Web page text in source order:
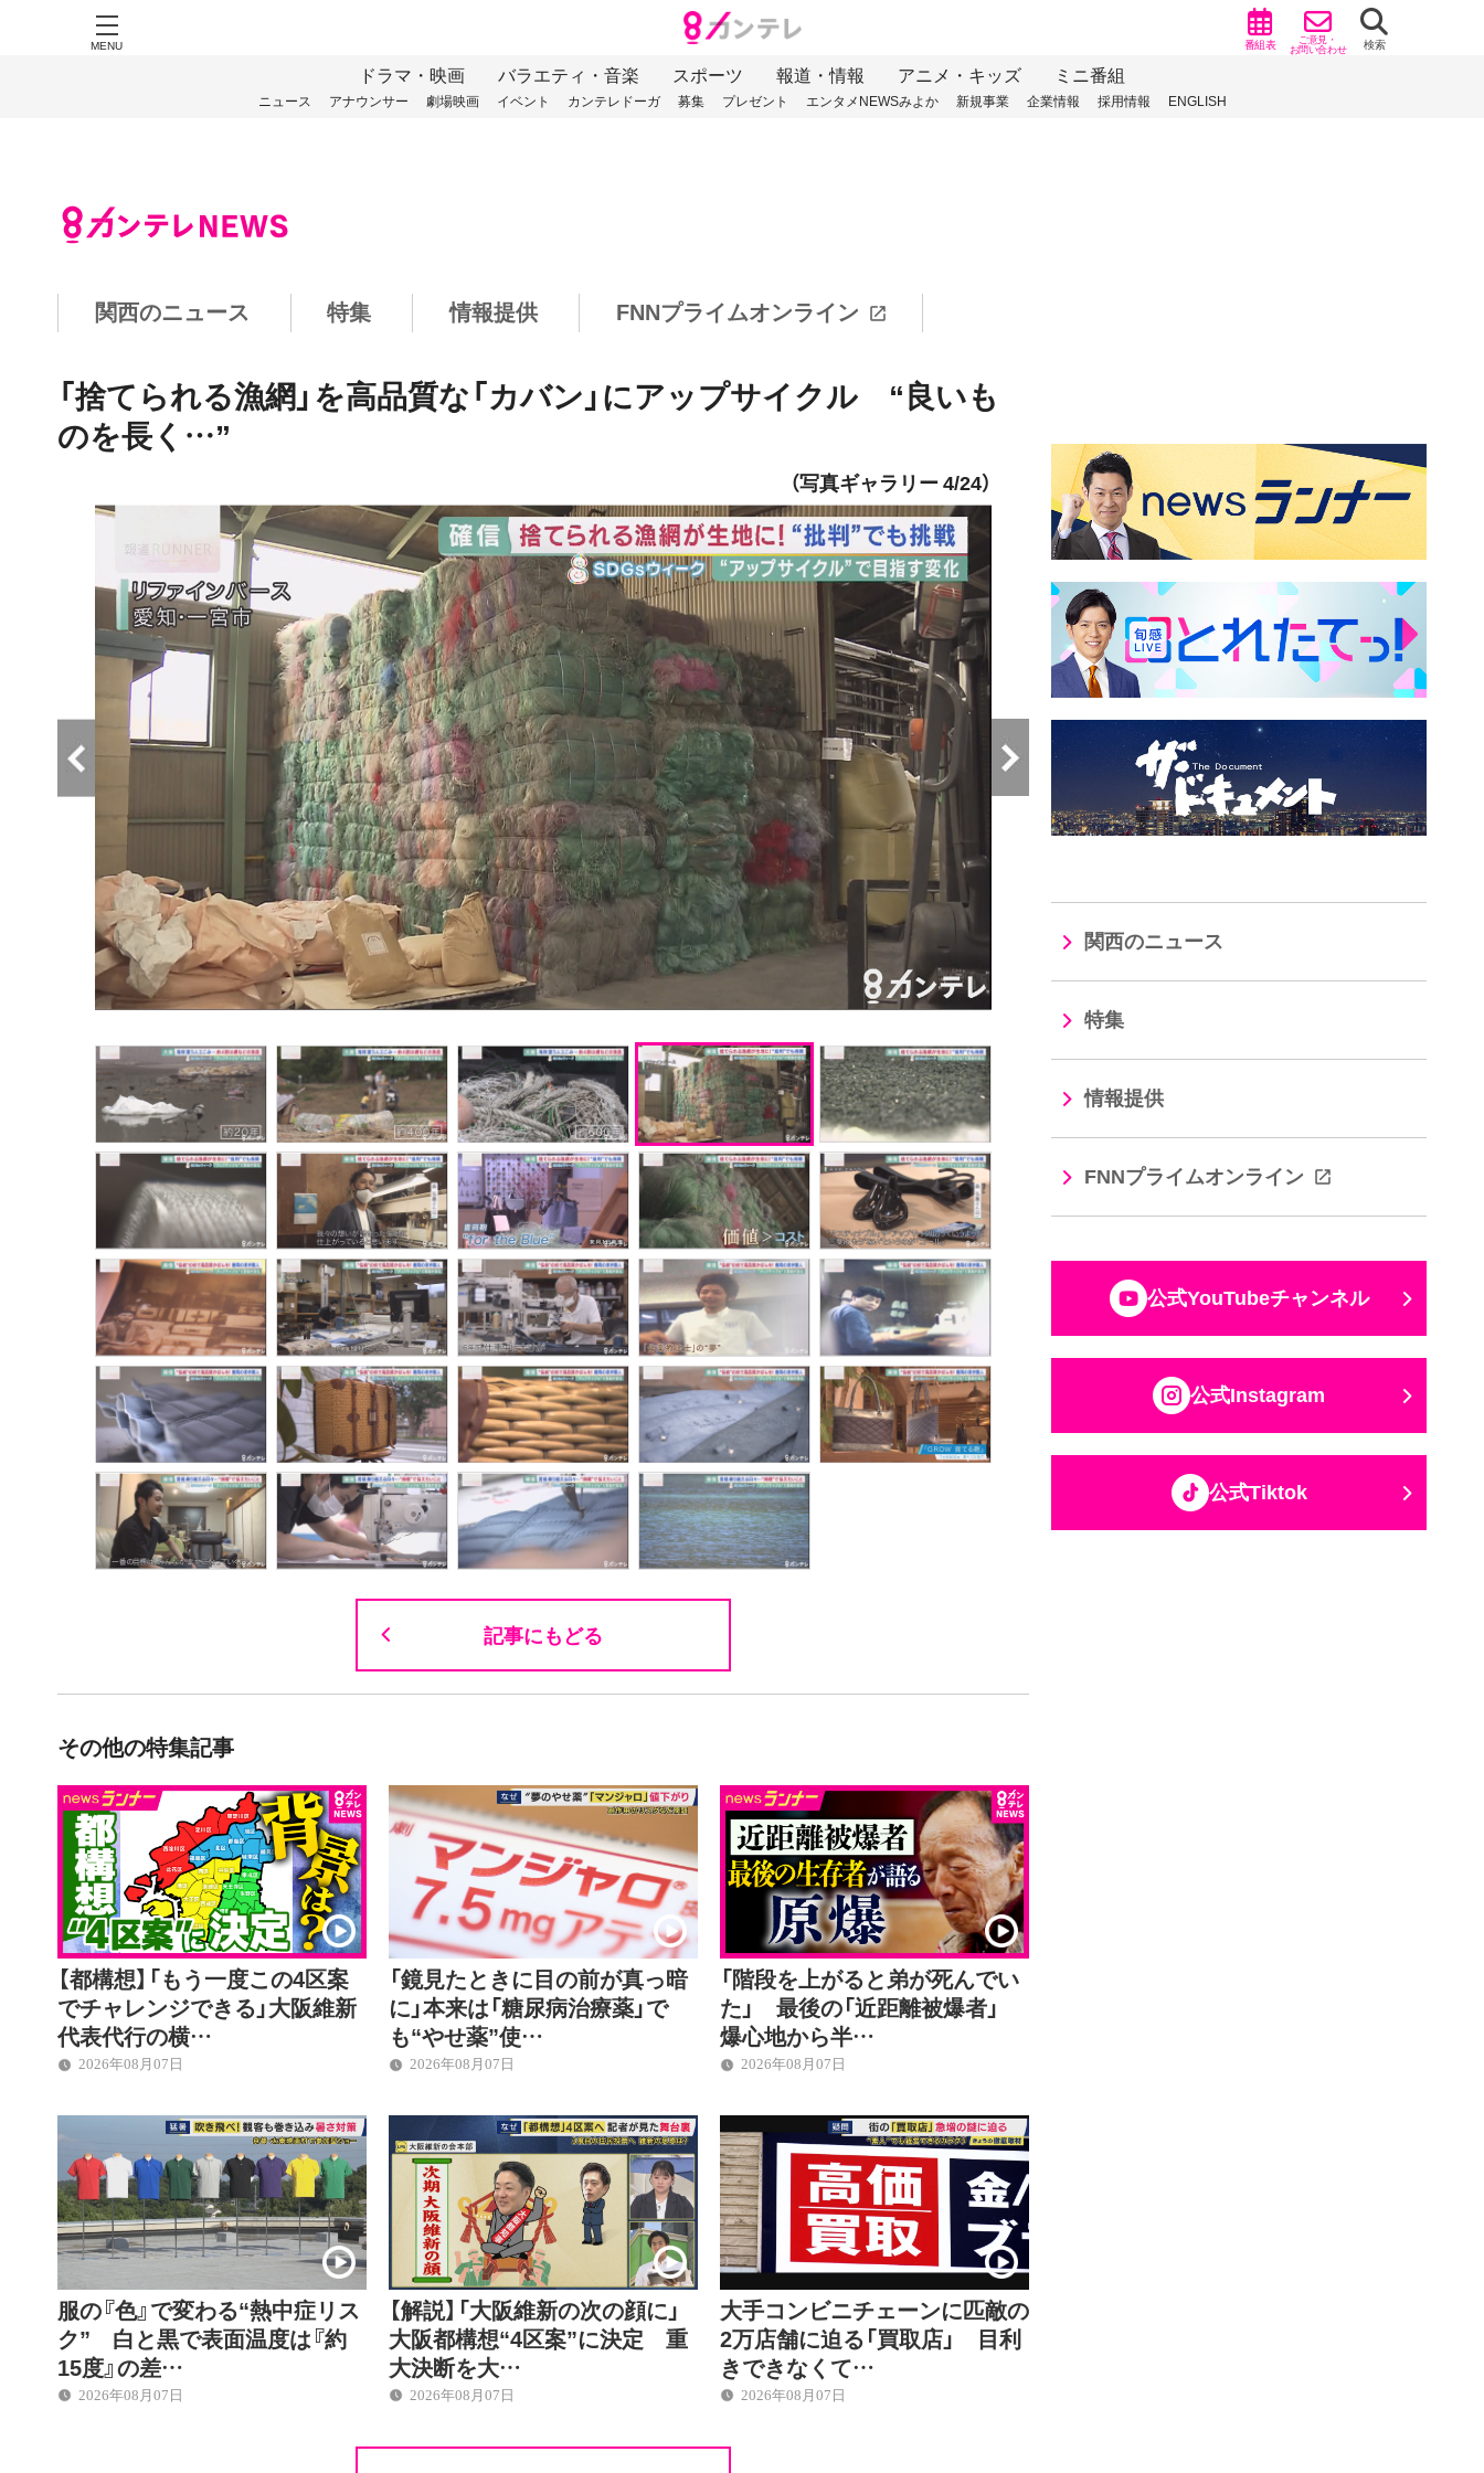
MENU 番組表 ご意見・
お問い合わせ 検索
ドラマ・映画 バラエティ・音楽 スポーツ 報道・情報 アニメ・キッズ ミニ番組
ニュース アナウンサー 劇場映画 イベント カンテレドーガ 募集 プレゼント エンタメNEWSみよか 新規事業 企業情報 採用情報 ENGLISH
関西のニュース 特集 情報提供 FNNプライムオンライン
「捨てられる漁網」を高品質な「カバン」にアップサイクル “良いも
のを長く…”
（写真ギャラリー 4/24）
記事にもどる
その他の特集記事
【都構想】「もう一度この4区案
でチャレンジできる」大阪維新
代表代行の横…
2026年08月07日
「鏡見たときに目の前が真っ暗
に」本来は「糖尿病治療薬」で
も“やせ薬”使…
2026年08月07日
「階段を上がると弟が死んでい
た」 最後の「近距離被爆者」
爆心地から半…
2026年08月07日
服の『色』で変わる“熱中症リス
ク” 白と黒で表面温度は『約
15度』の差…
2026年08月07日
【解説】「大阪維新の次の顔に」
大阪都構想“4区案”に決定 重
大決断を大…
2026年08月07日
大手コンビニチェーンに匹敵の
2万店舗に迫る「買取店」 目利
きできなくて…
2026年08月07日
関西のニュース
特集
情報提供
FNNプライムオンライン
公式YouTubeチャンネル
公式Instagram
公式Tiktok